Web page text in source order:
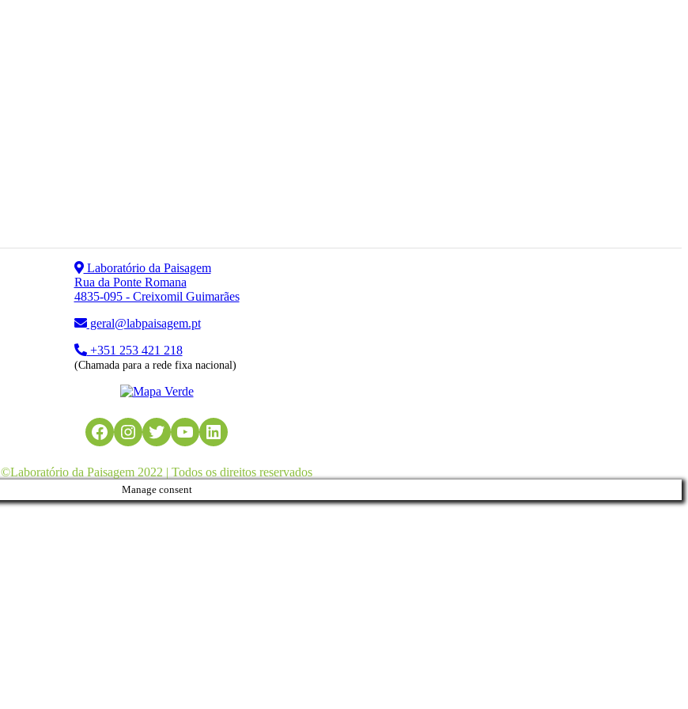
Laboratório da Paisagem
Rua da Ponte Romana
4835-095 - Creixomil Guimarães
geral@labpaisagem.pt
+351 253 421 218
(Chamada para a rede fixa nacional)
Facebook
Instagram
TwitterYouTubeLinkedIn
©Laboratório da Paisagem 2022 | Todos os direitos reservados
Manage consent